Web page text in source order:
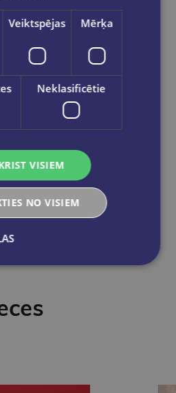
uz OMNIVA
pasūtījumiem no €40.00.
jebkurā GLOBUSS
dienu laikā, kad
Veiktspējas Mērķa
Neklasificētie
VISIEM
NO VISIEM